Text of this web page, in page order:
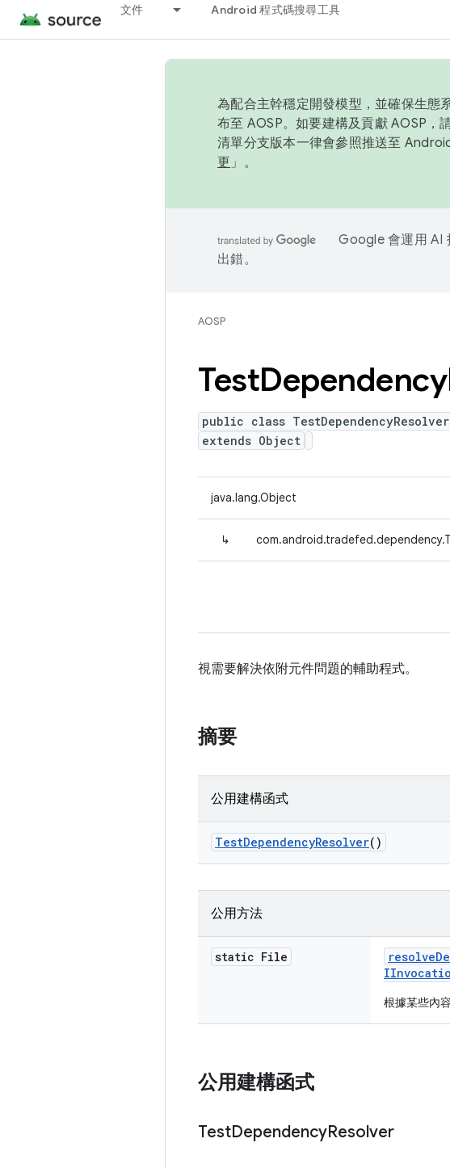
文件 Android 程式碼搜尋工具
為配合主幹穩定開發模型，並確保生態
布至 AOSP。如要建構及貢獻 AOSP，
清單分支版本一律會參照推送至
更 」。
Google 會運用 AI
出錯。
AOSP
TestDependency
public class TestDependencyResolver
extends Object
java.lang.Object
↳
視需要解決依附元件問題的輔助程式。
摘要
公用建構函式
TestDependencyResolver()
公用方法
static File resolve
根據某些內
公用建構函式
TestDependencyResolver